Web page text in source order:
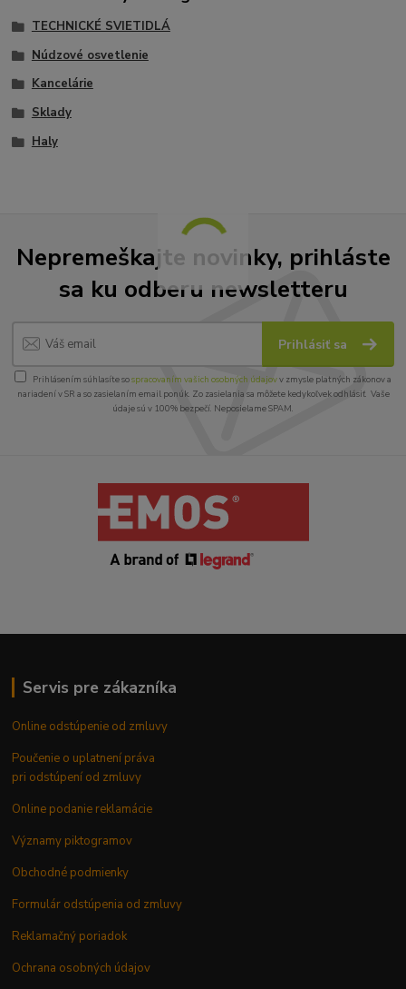
TECHNICKÉ SVIETIDLÁ
Núdzové osvetlenie
Kancelárie
Sklady
Haly
Nepremeškajte novinky, prihláste
sa ku odberu newsletteru
Prihlásiť sa
Prihlásením súhlasíte sospracovaním vašich osobných údajovv zmysle platných zákonov a
nariadení v SR a so zasielaním email ponúk. Zo zasielania sa môžete kedykoľvek odhlásiť. Vaše
údaje sú v 100% bezpečí. Neposielame SPAM.
Servis pre zákazníka
Online odstúpenie od zmluvy
Poučenie o uplatnení práva
pri odstúpení od zmluvy
Online podanie reklamácie
Významy piktogramov
Obchodné podmienky
Formulár odstúpenia od zmluvy
Reklamačný poriadok
Ochrana osobných údajov